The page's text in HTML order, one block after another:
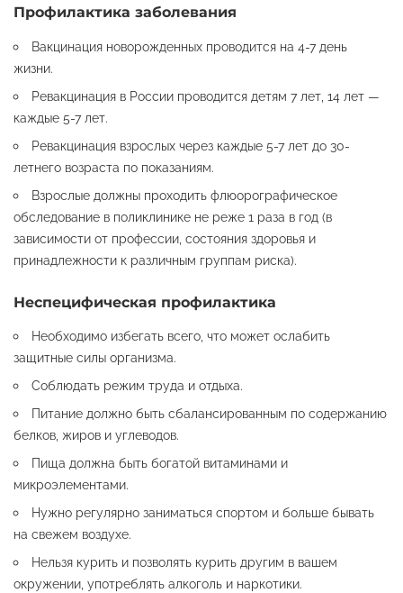
Профилактика заболевания
Вакцинация новорожденных проводится на 4-7 день
жизни.
Ревакцинация в России проводится детям 7 лет, 14 лет —
каждые 5-7 лет.
Ревакцинация взрослых через каждые 5-7 лет до 30-
летнего возраста по показаниям.
Взрослые должны проходить флюорографическое
обследование в поликлинике не реже 1 раза в год (в
зависимости от профессии, состояния здоровья и
принадлежности к различным группам риска).
Неспецифическая профилактика
Необходимо избегать всего, что может ослабить
защитные силы организма.
Соблюдать режим труда и отдыха.
Питание должно быть сбалансированным по содержанию
белков, жиров и углеводов.
Пища должна быть богатой витаминами и
микроэлементами.
Нужно регулярно заниматься спортом и больше бывать
на свежем воздухе.
Нельзя курить и позволять курить другим в вашем
окружении, употреблять алкоголь и наркотики.